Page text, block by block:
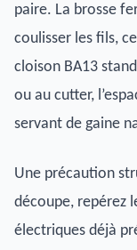
paire. La brosse
coulisser les fils,
cloison BA13
ou au cutter,
servant de gaine
Une précaution
découpe, repérez
électriques déjà